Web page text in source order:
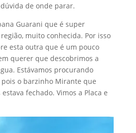
de onde parar.
Guarani que é super
muito conhecida. Por isso
esta outra que é um pouco
querer que descobrimos a
Estávamos procurando
pois o barzinho Mirante que
fechado. Vimos a Placa e